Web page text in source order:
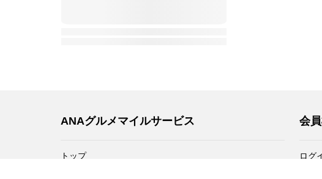
ANAグルメマイルサービス
トップ
会
ログ